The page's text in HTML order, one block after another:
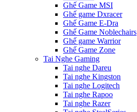
Ghế Game MSI
Ghế game Dxracer
Ghế Game E-Dra
Ghế Game Noblechairs
Ghế game Warrior
Ghế Game Zone
Tai Nghe Gaming
Tai nghe Dareu
Tai nghe Kingston
Tai nghe Logitech
Tai nghe Rapoo
Tai nghe Razer